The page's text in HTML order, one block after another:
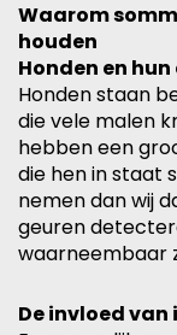
Waarom
houden
Honden en
Honden staan
die vele malen
hebben een
die hen in staat
nemen dan wij
geuren
waarneembaar
De invloed